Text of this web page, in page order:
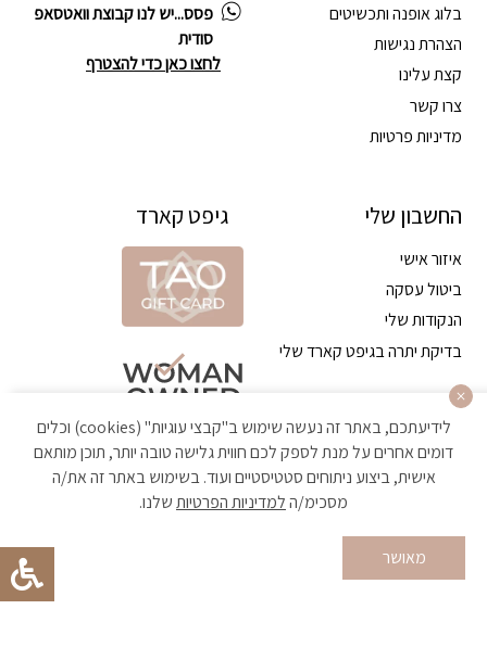
בלוג אופנה ותכשיטים
הצהרת נגישות
קצת עלינו
צרו קשר
מדיניות פרטיות
החשבון שלי
איזור אישי
ביטול עסקה
הנקודות שלי
בדיקת יתרה בגיפט קארד שלי
פסס...יש לנו קבוצת וואטסאפ
סודית
לחצו כאן כדי להצטרף
גיפט קארד
הקניה באתר מאובטחת ועומדת בתקן האבטחה הגבוה ביותר
לידיעתכם, באתר זה נעשה שימוש ב"קבצי עוגיות" (cookies) וכלים
דומים אחרים על מנת לספק לכם חווית גלישה טובה יותר, תוכן מותאם
אישית, ביצוע ניתוחים סטטיסטיים ועוד. בשימוש באתר זה את/ה
מסכימ/הלמדיניות הפרטיותשלנו.
מאושר